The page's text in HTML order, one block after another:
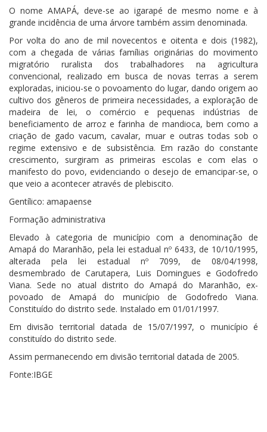
O nome AMAPÁ, deve-se ao igarapé de mesmo nome e à
grande incidência de uma árvore também assim denominada.
Por volta do ano de mil novecentos e oitenta e dois (1982),
com a chegada de várias famílias originárias do movimento
migratório ruralista dos trabalhadores na agricultura
convencional, realizado em busca de novas terras a serem
exploradas, iniciou-se o povoamento do lugar, dando origem ao
cultivo dos gêneros de primeira necessidades, a exploração de
madeira de lei, o comércio e pequenas indústrias de
beneficiamento de arroz e farinha de mandioca, bem como a
criação de gado vacum, cavalar, muar e outras todas sob o
regime extensivo e de subsistência. Em razão do constante
crescimento, surgiram as primeiras escolas e com elas o
manifesto do povo, evidenciando o desejo de emancipar-se, o
que veio a acontecer através de plebiscito.
Gentílico: amapaense
Formação administrativa
Elevado à categoria de município com a denominação de
Amapá do Maranhão, pela lei estadual nº 6433, de 10/10/1995,
alterada pela lei estadual nº 7099, de 08/04/1998,
desmembrado de Carutapera, Luis Domingues e Godofredo
Viana. Sede no atual distrito do Amapá do Maranhão, ex-
povoado de Amapá do município de Godofredo Viana.
Constituído do distrito sede. Instalado em 01/01/1997.
Em divisão territorial datada de 15/07/1997, o município é
constituído do distrito sede.
Assim permanecendo em divisão territorial datada de 2005.
Fonte:IBGE